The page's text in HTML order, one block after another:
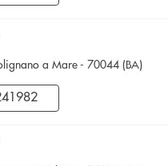
a Mare - 70044 (BA)